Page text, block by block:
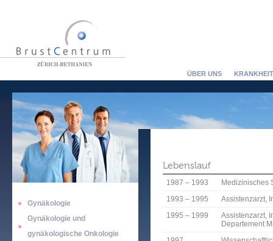
ÜBER UNS
Gynäkologie
Gynäkologie und
gynäkologische Onkologie
Lebenslauf
1987 – 1993
Medizinisches
1993 – 1995
Assistenzarzt,
1995 – 1999
Assistenzarzt,
Departement